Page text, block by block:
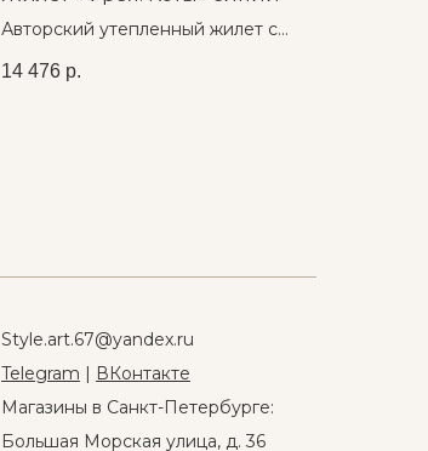
Авторский утепленный жилет с
размера
14 476 р.
Style.art.67@yandex.ru
Telegram
ВКонтакте
Магазины в Санкт-Петербурге:
Большая Морская улица, д. 36